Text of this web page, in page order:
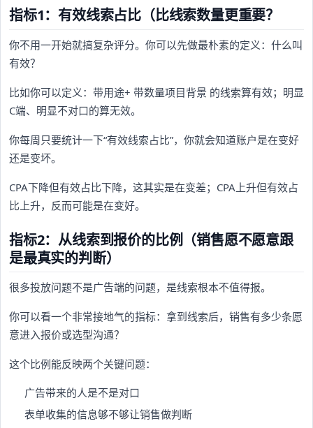
指标1：有效线索占比（比线索数量更重要？
你不用一开始就搞复杂评分。你可以先做最朴素的定义：什么叫
有效？
比如你可以定义：带用途+ 带数量项目背景 的线索算有效；明显
C端、明显不对口的算无效。
你每周只要统计一下“有效线索占比”，你就会知道账户是在变好
还是变坏。
CPA下降但有效占比下降，这其实是在变差；CPA上升但有效占
比上升，反而可能是在变好。
指标2：从线索到报价的比例（销售愿不愿意跟
是最真实的判断）
很多投放问题不是广告端的问题，是线索根本不值得报。
你可以看一个非常接地气的指标：拿到线索后，销售有多少条愿
意进入报价或选型沟通？
这个比例能反映两个关键问题：
广告带来的人是不是对口
表单收集的信息够不够让销售做判断